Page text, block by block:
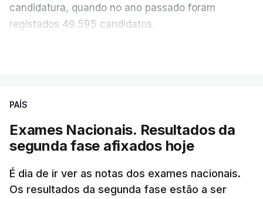
candidatura, quando no ano passado foram
registados 49.595 candidatos.
anos, exceto nos anos da pandemia de Covid-19,
excecionais para a conclusão do ensino
secundário e para a utilização de exames
nacionais como provas de ingresso", refere o
Ministério da Educação, Ciência e Inovação (MECI)
PAÍS
Exames Nacionais. Resultados da
segunda fase afixados hoje
É dia de ir ver as notas dos exames nacionais.
Os resultados da segunda fase estão a ser